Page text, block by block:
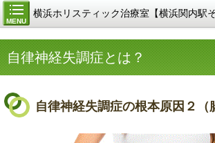
MENU
横浜ホリスティック治療室【横浜関内駅そ
自律神経失調症とは？
自律神経失調症の根本原因２（